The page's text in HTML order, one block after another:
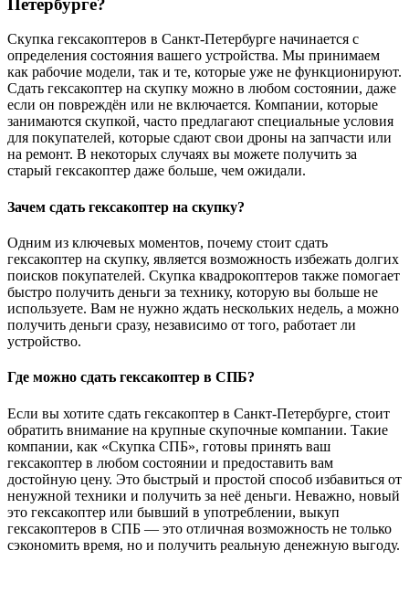
Петербурге?
Скупка гексакоптеров в Санкт-Петербурге начинается с
определения состояния вашего устройства. Мы принимаем
как рабочие модели, так и те, которые уже не функционируют.
Сдать гексакоптер на скупку можно в любом состоянии, даже
если он повреждён или не включается. Компании, которые
занимаются скупкой, часто предлагают специальные условия
для покупателей, которые сдают свои дроны на запчасти или
на ремонт. В некоторых случаях вы можете получить за
старый гексакоптер даже больше, чем ожидали.
Зачем сдать гексакоптер на скупку?
Одним из ключевых моментов, почему стоит сдать
гексакоптер на скупку, является возможность избежать долгих
поисков покупателей. Скупка квадрокоптеров также помогает
быстро получить деньги за технику, которую вы больше не
используете. Вам не нужно ждать нескольких недель, а можно
получить деньги сразу, независимо от того, работает ли
устройство.
Где можно сдать гексакоптер в СПБ?
Если вы хотите сдать гексакоптер в Санкт-Петербурге, стоит
обратить внимание на крупные скупочные компании. Такие
компании, как «Скупка СПБ», готовы принять ваш
гексакоптер в любом состоянии и предоставить вам
достойную цену. Это быстрый и простой способ избавиться от
ненужной техники и получить за неё деньги. Неважно, новый
это гексакоптер или бывший в употреблении, выкуп
гексакоптеров в СПБ — это отличная возможность не только
сэкономить время, но и получить реальную денежную выгоду.